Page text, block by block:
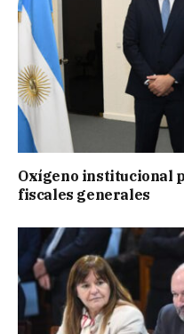
Oxígeno institucional
fiscales generales